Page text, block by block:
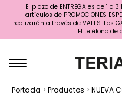
El plazo de ENTREGA es de 1 a
artículos de PROMOCIONES
realizarán a través de VALES. Los
El teléfono de
Portada > Productos > NUEVA